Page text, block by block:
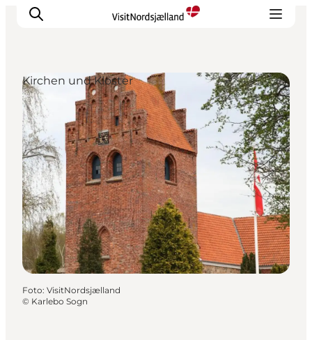
Highlights
Erlebnisse
Geschmack
Unterkünfte
Städte
Reiseplanung
Kirchen und Klöster
Foto: VisitNordsjælland
© Karlebo Sogn